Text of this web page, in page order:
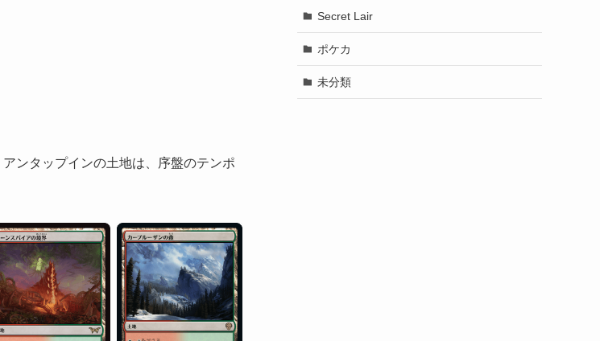
ンタップインの土地は、序盤のテンポ
Secret Lair
ポケカ
未分類